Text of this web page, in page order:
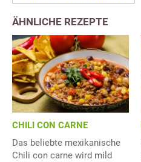
ÄHNLICHE REZEPTE
CHILI CON CARNE
Das beliebte mexikanische
Chili con carne wird mild